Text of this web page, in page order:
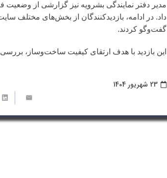
مدیر دفتر نمایندگی بشرویه نیز گزارشی از وضعیت
داد. در ادامه، بازدیدکنندگان از بخش‌های مختلف
گفت‌وگو کردند.
این بازدید با هدف ارتقای کیفیت ساخت‌وساز،
23 شهریور 1404